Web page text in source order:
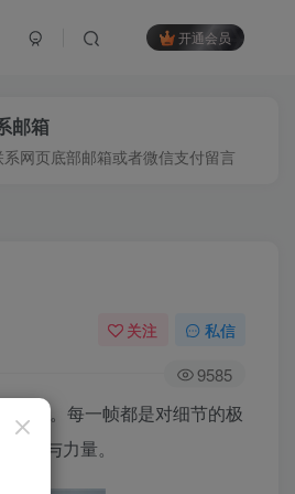
开通会员
邮箱
网页底部邮箱或者微信支付留言
关注 私信
9585
秘境。每一帧都是对细节的极
柔与力量。